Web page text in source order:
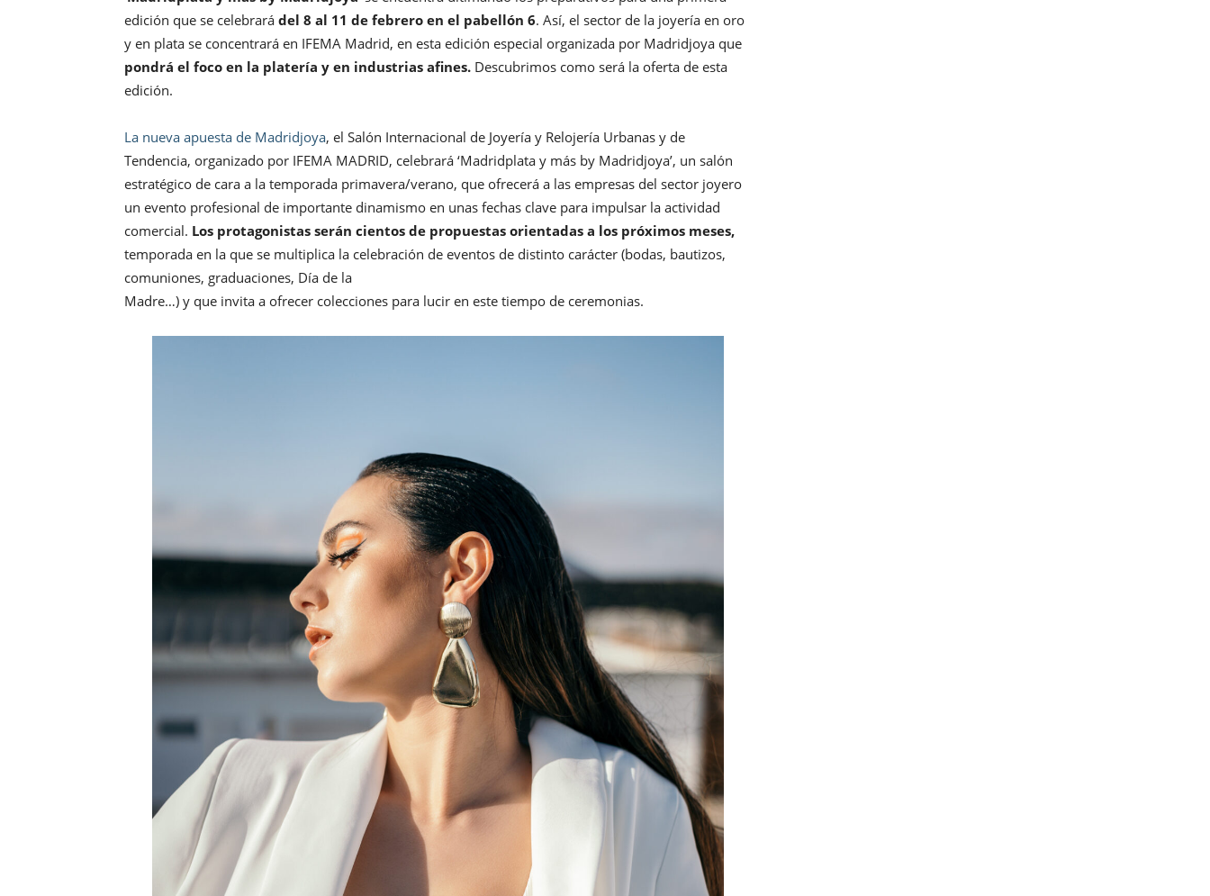
edición que se celebrará del 8 al 11 de febrero en el pabellón 6. Así, el sector de la joyería en oro
y en plata se concentrará en IFEMA Madrid, en esta edición especial organizada por Madridjoya que
pondrá el foco en la platería y en industrias afines. Descubrimos como será la oferta de esta
edición.
La nueva apuesta de Madridjoya, el Salón Internacional de Joyería y Relojería Urbanas y de
Tendencia, organizado por IFEMA MADRID, celebrará ‘Madridplata y más by Madridjoya’, un salón
estratégico de cara a la temporada primavera/verano, que ofrecerá a las empresas del sector joyero
un evento profesional de importante dinamismo en unas fechas clave para impulsar la actividad
comercial. Los protagonistas serán cientos de propuestas orientadas a los próximos meses,
temporada en la que se multiplica la celebración de eventos de distinto carácter (bodas, bautizos,
comuniones, graduaciones, Día de la
Madre…) y que invita a ofrecer colecciones para lucir en este tiempo de ceremonias.